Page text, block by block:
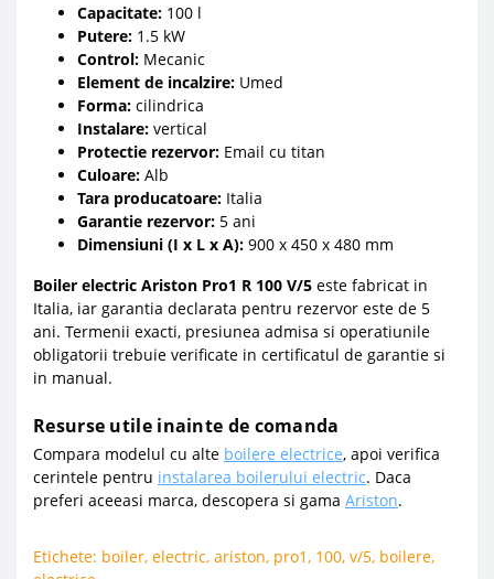
Capacitate: 100 l
Putere: 1.5 kW
Control: Mecanic
Element de incalzire: Umed
Forma: cilindrica
Instalare: vertical
Protectie rezervor: Email cu titan
Culoare: Alb
Tara producatoare: Italia
Garantie rezervor: 5 ani
Dimensiuni (I x L x A): 900 x 450 x 480 mm
Boiler electric Ariston Pro1 R 100 V/5 este fabricat in
Italia, iar garantia declarata pentru rezervor este de 5
ani. Termenii exacti, presiunea admisa si operatiunile
obligatorii trebuie verificate in certificatul de garantie si
in manual.
Resurse utile inainte de comanda
Compara modelul cu alte boilere electrice, apoi verifica
cerintele pentru instalarea boilerului electric. Daca
preferi aceeasi marca, descopera si gama Ariston.
Etichete: boiler, electric, ariston, pro1 , 100, v/5, boilere,